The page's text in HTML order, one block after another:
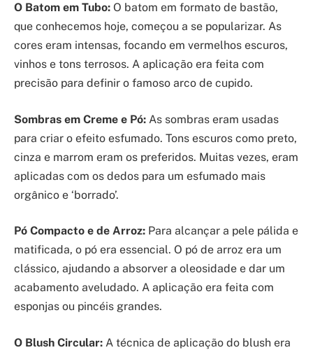
O Batom em Tubo: O batom em formato de bastão,
que conhecemos hoje, começou a se popularizar. As
cores eram intensas, focando em vermelhos escuros,
vinhos e tons terrosos. A aplicação era feita com
precisão para definir o famoso arco de cupido.
Sombras em Creme e Pó: As sombras eram usadas
para criar o efeito esfumado. Tons escuros como preto,
cinza e marrom eram os preferidos. Muitas vezes, eram
aplicadas com os dedos para um esfumado mais
orgânico e ‘borrado’.
Pó Compacto e de Arroz: Para alcançar a pele pálida e
matificada, o pó era essencial. O pó de arroz era um
clássico, ajudando a absorver a oleosidade e dar um
acabamento aveludado. A aplicação era feita com
esponjas ou pincéis grandes.
O Blush Circular: A técnica de aplicação do blush era